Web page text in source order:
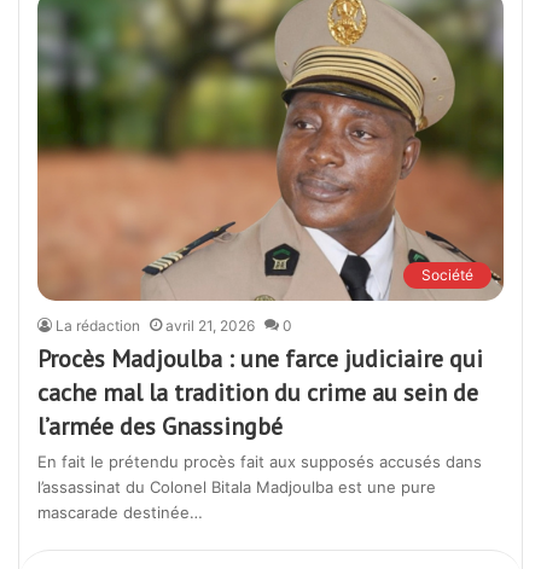
Société
La rédaction avril 21, 2026 0
Procès Madjoulba : une farce judiciaire qui
cache mal la tradition du crime au sein de
l’armée des Gnassingbé
En fait le prétendu procès fait aux supposés accusés dans
l’assassinat du Colonel Bitala Madjoulba est une pure
mascarade destinée…